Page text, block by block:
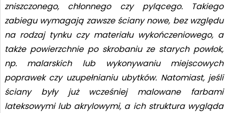
zniszczonego, chłonnego czy pylącego. Takiego
zabiegu wymagają zawsze ściany nowe, bez względu
na rodzaj tynku czy materiału wykończeniowego, a
także powierzchnie po skrobaniu ze starych powłok,
np. malarskich lub wykonywaniu miejscowych
poprawek czy uzupełnianiu ubytków. Natomiast, jeśli
ściany były już wcześniej malowane farbami
lateksowymi lub akrylowymi, a ich struktura wygląda